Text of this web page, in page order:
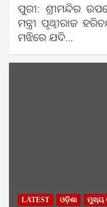
ପୁରୀ: ଶ୍ରୀମନ୍ଦିର
ମନ୍ତ୍ରୀ ପୃଥ୍ବୀରାଜ
ମଝିରେ ଯଦି…
LATEST ଓଡ଼ିଶା ମୁଖ୍ୟ